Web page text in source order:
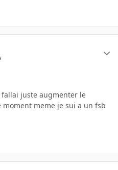
juste augmenter le
moment meme je sui a un fsb